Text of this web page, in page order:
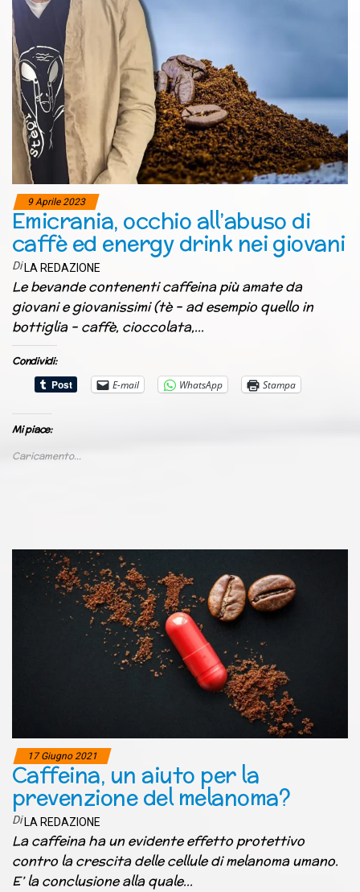
9 Aprile 2023
Emicrania, occhio all’abuso di
caffè ed energy drink nei giovani
Di LA REDAZIONE
Le bevande contenenti caffeina più amate da
giovani e giovanissimi (tè – ad esempio quello in
bottiglia – caffè, cioccolata,…
Condividi:
E-mail
WhatsApp Stampa
Mi piace:
Caricamento...
17 Giugno 2021
Caffeina, un aiuto per la
prevenzione del melanoma?
Di LA REDAZIONE
La caffeina ha un evidente effetto protettivo
contro la crescita delle cellule di melanoma umano.
E’ la conclusione alla quale…